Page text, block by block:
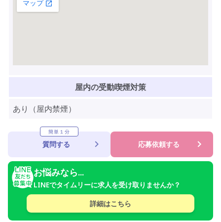
屋内の受動喫煙対策
あり（屋内禁煙）
簡単１分
質問する 応募依頼する
お悩みなら...
LINEでタイムリーに求人を受け取りませんか？
詳細はこちら